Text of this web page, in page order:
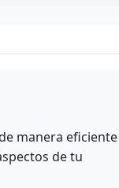
manera eficiente
de tu